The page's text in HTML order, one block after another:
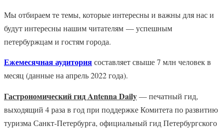
Мы отбираем те темы, которые интересны и важны для нас и
будут интересны нашим читателям — успешным
петербуржцам и гостям города.
Ежемесячная аудиториясоставляет свыше 7 млн человек в
месяц (данные на апрель 2022 года).
Гастрономический гид Antenna Daily— печатный гид,
выходящий 4 раза в год при поддержке Комитета по развитию
туризма Санкт-Петербурга, официальный гид Петербургского